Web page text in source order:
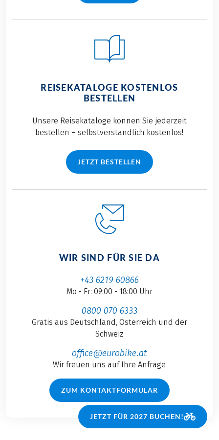
REISEKATALOGE KOSTENLOS
BESTELLEN
Unsere Reisekataloge können Sie jederzeit
bestellen – selbstverständlich kostenlos!
JETZT BESTELLEN
WIR SIND FÜR SIE DA
+43 6219 60866
Mo - Fr: 09:00 - 18:00 Uhr
0800 070 6333
Gratis aus Deutschland, Österreich und der
Schweiz
office@eurobike.at
Wir freuen uns auf Ihre Anfrage
ZUM KONTAKTFORMULAR
JETZT FÜR 2027 BUCHEN!